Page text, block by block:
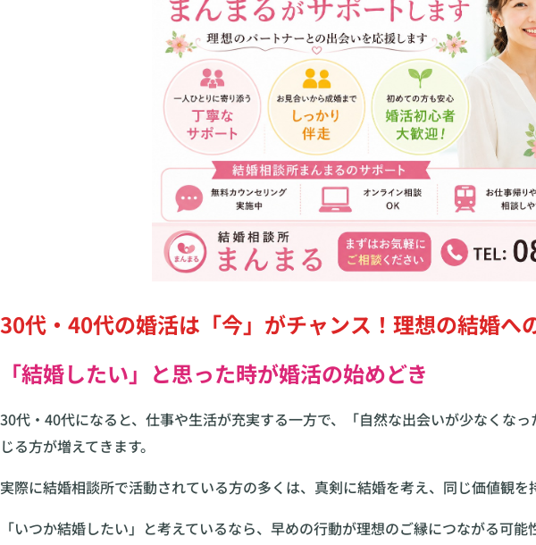
30代・40代の婚活は「今」がチャンス！理想の結婚へ
「結婚したい」と思った時が婚活の始めどき
30代・40代になると、仕事や生活が充実する一方で、「自然な出会いが少なくな
じる方が増えてきます。
実際に結婚相談所で活動されている方の多くは、真剣に結婚を考え、同じ価値観を
「いつか結婚したい」と考えているなら、早めの行動が理想のご縁につながる可能